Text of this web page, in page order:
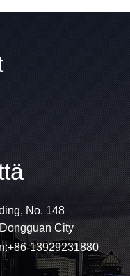
No. 148
City
+86-13929231880